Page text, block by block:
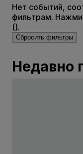
Нет событий,
фильтрам.
().
Сбросить фильтры
Недавно